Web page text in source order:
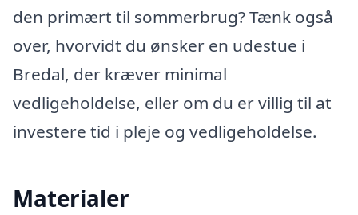
den primært til sommerbrug? Tænk også
over, hvorvidt du ønsker en udestue i
Bredal, der kræver minimal
vedligeholdelse, eller om du er villig til at
investere tid i pleje og vedligeholdelse.
Materialer